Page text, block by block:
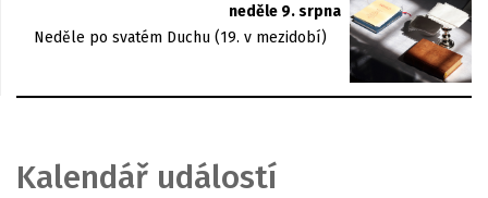
neděle 9. srpna
Neděle po svatém Duchu (19. v mezidobí)
Kalendář událostí